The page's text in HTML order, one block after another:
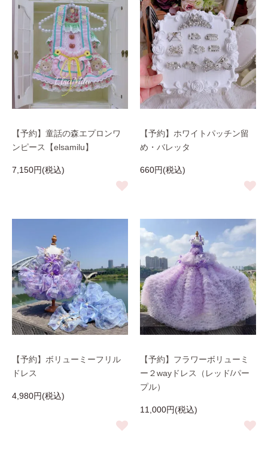
【予約】童話の森エプロンワ
ンピース【elsamilu】
7,150円(税込)
【予約】ホワイトパッチン留
め・バレッタ
660円(税込)
【予約】ボリューミーフリル
ドレス
4,980円(税込)
【予約】フラワーボリューミ
ー２wayドレス（レッド/パー
プル）
11,000円(税込)